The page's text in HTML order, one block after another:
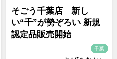
そごう千葉店 新し
い“千”が勢ぞろい 新規
認定品販売開始
千葉